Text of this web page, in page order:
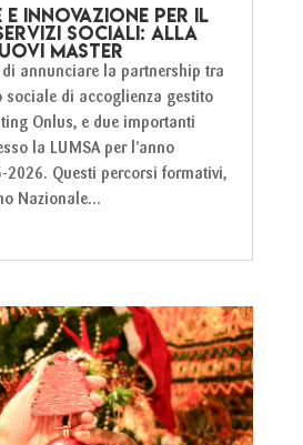
e innovazione per il
sociali: alla
master
annunciare la partnership tra
sociale di accoglienza gestito
Onlus, e due importanti
la LUMSA per l’anno
2026. Questi percorsi formativi,
Nazionale...